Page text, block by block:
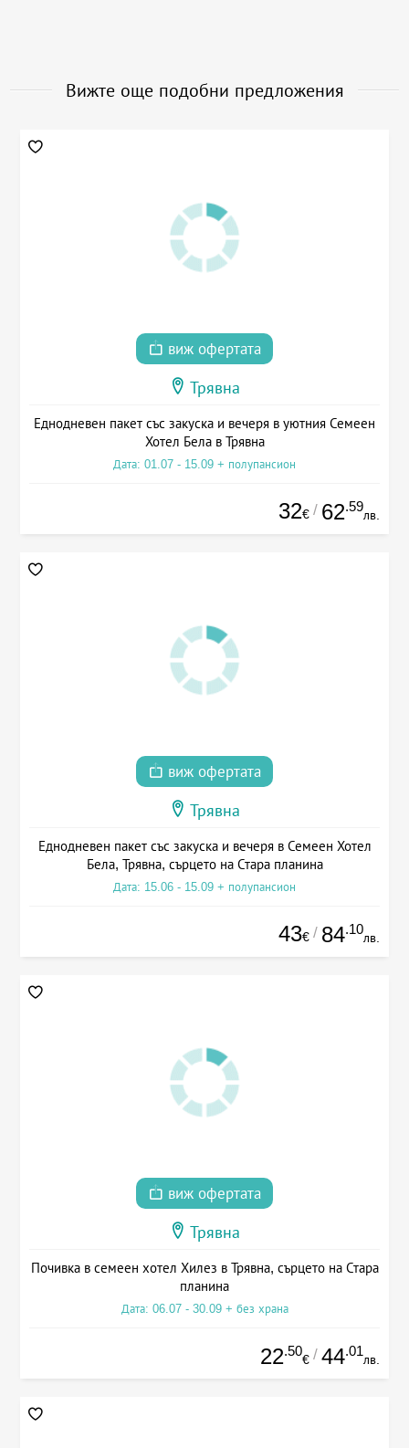
Вижте още подобни предложения
виж офертата
Трявна
Еднодневен пакет със закуска и вечеря в уютния Семеен
Хотел Бела в Трявна
Дата: 01.07 - 15.09 + полупансион
32€ / 62.59
лв.
виж офертата
Трявна
Еднодневен пакет със закуска и вечеря в Семеен Хотел
Бела, Трявна, сърцето на Стара планина
Дата: 15.06 - 15.09 + полупансион
43€ / 84.10
лв.
виж офертата
Трявна
Почивка в семеен хотел Хилез в Трявна, сърцето на Стара
планина
Дата: 06.07 - 30.09 + без храна
22.50
€ / 44.01
лв.